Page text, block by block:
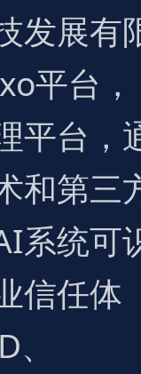
发展有
平台，
平台，
和第三
系统可
信任体